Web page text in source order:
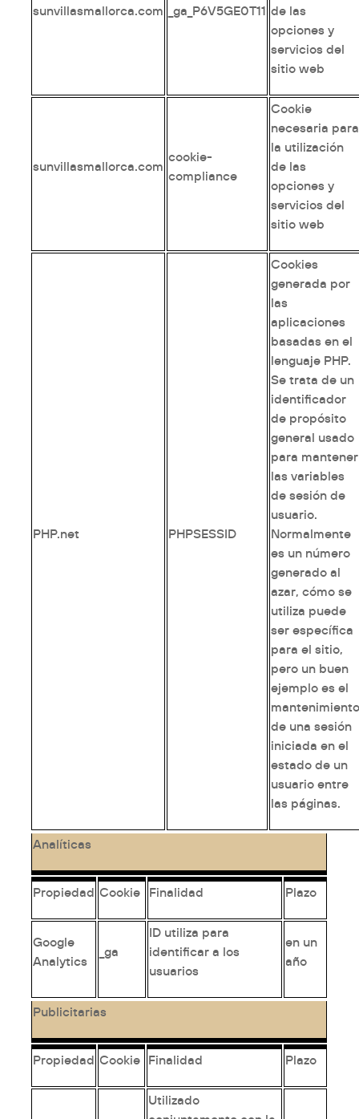
sunvillasmallorca.com _ga_P6V5GE0T11 de las
opciones y
servicios del
sitio web
sunvillasmallorca.com
cookie-
compliance
Cookie
necesaria para
la utilización
de las
opciones y
servicios del
sitio web
PHP.net PHPSESSID
Cookies
generada por
las
aplicaciones
basadas en el
lenguaje PHP.
Se trata de un
identificador
de propósito
general usado
para mantener
las variables
de sesión de
usuario.
Normalmente
es un número
generado al
azar, cómo se
utiliza puede
ser específica
para el sitio,
pero un buen
ejemplo es el
de una sesión
iniciada en el
estado de un
usuario entre
las páginas.
Analíticas
Propiedad Cookie Finalidad Plazo
Google
Analytics
_ga
ID utiliza para
identificar a los
usuarios
en un
año
Publicitarias
Propiedad Cookie Finalidad Plazo
Utilizado